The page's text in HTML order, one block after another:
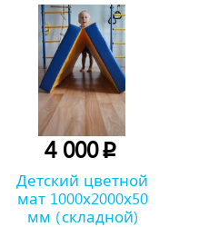
4 000p
Детский цветной
мат 1000х2000х50
мм (складной)